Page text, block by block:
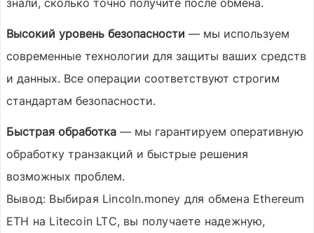
знали, сколько точно получите после обмена.
Высокий уровень безопасности — мы используем
современные технологии для защиты ваших средств
и данных. Все операции соответствуют строгим
стандартам безопасности.
Быстрая обработка — мы гарантируем оперативную
обработку транзакций и быстрые решения
возможных проблем.
Вывод: Выбирая Lincoln.money для обмена Ethereum
ETH на Litecoin LTC, вы получаете надежную,